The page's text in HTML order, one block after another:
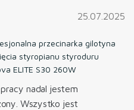
25.07.2025
przecinarka gilotyna
styropianu styroduru
ELITE S30 260W
nadal jestem
Wszystko jest